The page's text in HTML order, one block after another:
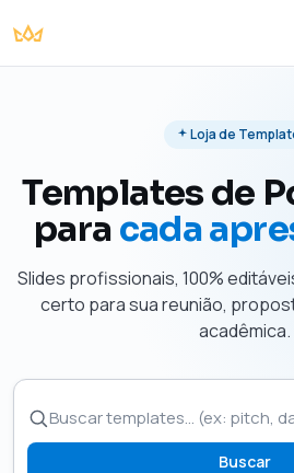
Loja de
Templates de
para cada
Slides profissionais, 100%
certo para sua reunião,
acadêmica.
Buscar